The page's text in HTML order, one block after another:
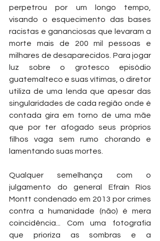
perpetrou por um longo tempo,
visando o esquecimento das bases
racistas e gananciosas que levaram a
morte mais de 200 mil pessoas e
milhares de desaparecidos. Para jogar
luz sobre o grotesco episódio
guatemalteco e suas vítimas, o diretor
utiliza de uma lenda que apesar das
singularidades de cada região onde é
contada gira em torno de uma mãe
que por ter afogado seus próprios
filhos vaga sem rumo chorando e
lamentando suas mortes.
Qualquer semelhança com o
julgamento do general Efraín Ríos
Montt condenado em 2013 por crimes
contra a humanidade (não) é mera
coincidência... Com uma fotografia
que prioriza as sombras e a